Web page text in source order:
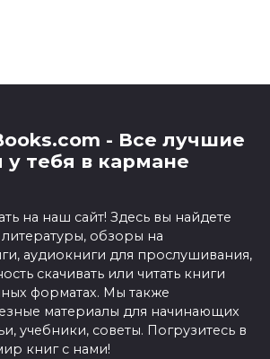
- Все лучшие
тебя в кармане
на наш сайт! Здесь вы найдете
обзоры на
аудиокниги для прослушивания,
скачивать или читать книги
форматах. Мы также
материалы для начинающих
учебники, советы. Погрузитесь в
книг с нами!